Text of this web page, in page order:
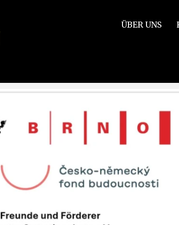
ÜBER UNS
– Förderung der Kultur im Laienbereich